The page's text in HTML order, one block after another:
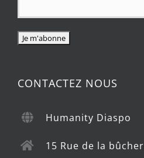
CONTACTEZ NOUS
Humanity Diaspo
15 Rue de la